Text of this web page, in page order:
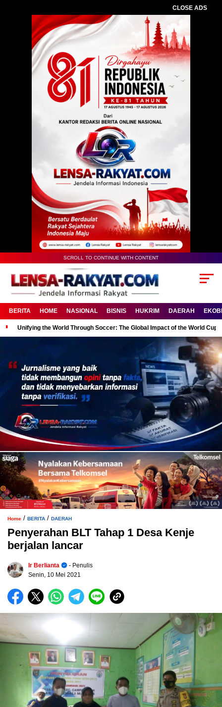
CLOSE ADS
SCROLL TO CONTINUE WITH CONTENT
BERITA HOME NASIONAL BISNIS HUKRIM DAERAH
Unifying the World Through Soccer: The Global Impact of the World Cup
Home / BERITA / DAERAH
Penyerahan BLT Tahap 1 Desa Kenje
berjalan lancar
Ir Berlianta
- Penulis
Senin, 10 Mei 2021